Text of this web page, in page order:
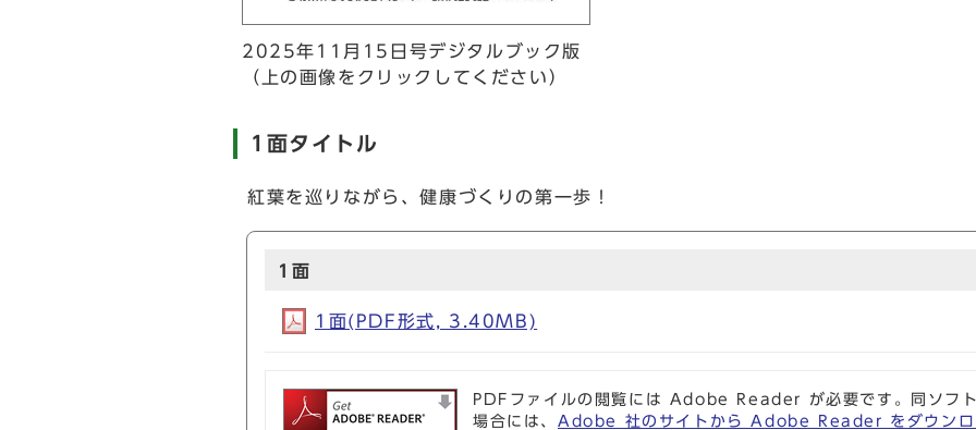
2025年11月15日号デジタルブック版
（上の画像をクリックしてください）
1面タイトル
紅葉を巡りながら、健康づくりの第一歩！
1面
1面(PDF形式, 3.40MB)
PDFファイルの閲覧には Adobe Reader が必要です。同ソフ
場合には、 Adobe 社のサイトから Adobe Reader をダウンロ